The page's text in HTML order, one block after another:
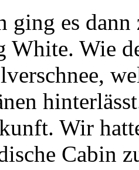
ging es
White. Wie
Wir
Cabin